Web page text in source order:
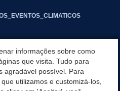
informações sobre como
que visita. Tudo para
agradável possível. Para
utilizamos e customizá-los,